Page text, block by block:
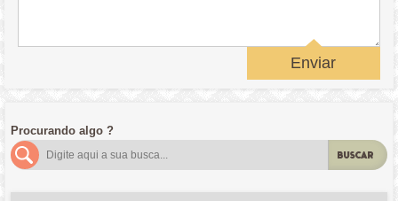
Enviar
Procurando algo ?
BUSCAR